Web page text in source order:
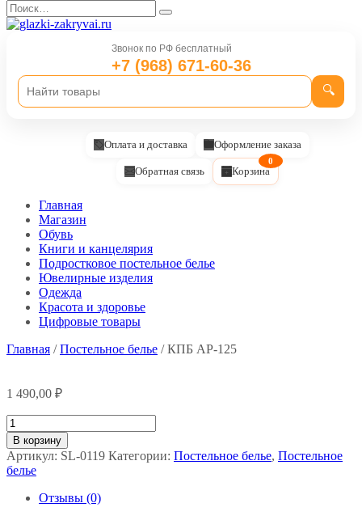
Перейти
к
содержанию
Search
for:
Звонок по РФ бесплатный
+7 (968) 671-60-36
🔍
Оплата и доставка Оформление заказа
Обратная связь Корзина
0
Главная
Магазин
Обувь
Книги и канцелярия
Подростковое постельное белье
Ювелирные изделия
Одежда
Красота и здоровье
Цифровые товары
Главная /Постельное белье / КПБ AP-125
1 490,00 ₽
Количество
товара
КПБ
AP-
125
В корзину
Артикул: SL-0119 Категории: Постельное белье, Постельное
белье
Отзывы (0)